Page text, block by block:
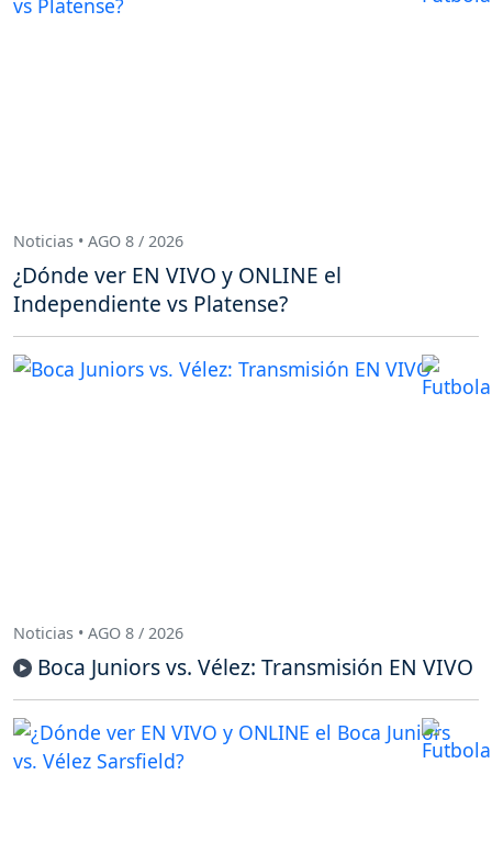
Noticias • AGO 8 / 2026
¿Dónde ver EN VIVO y ONLINE el
Independiente vs Platense?
Noticias • AGO 8 / 2026
Boca Juniors vs. Vélez: Transmisión EN VIVO